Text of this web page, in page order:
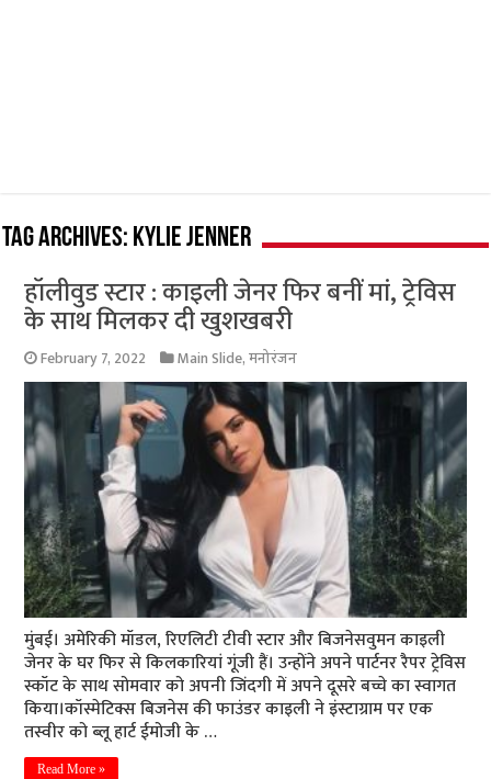
Tag Archives: Kylie Jenner
हॉलीवुड स्टार : काइली जेनर फिर बनीं मां, ट्रेविस
के साथ मिलकर दी खुशखबरी
February 7, 2022 Main Slide,मनोरंजन
मुंबई। अमेरिकी मॉडल, रिएलिटी टीवी स्टार और बिजनेसवुमन काइली
जेनर के घर फिर से किलकारियां गूंजी हैं। उन्होंने अपने पार्टनर रैपर ट्रेविस
स्कॉट के साथ सोमवार को अपनी जिंदगी में अपने दूसरे बच्चे का स्वागत
किया।कॉस्मेटिक्स बिजनेस की फाउंडर काइली ने इंस्टाग्राम पर एक
तस्वीर को ब्लू हार्ट ईमोजी के …
Read More »